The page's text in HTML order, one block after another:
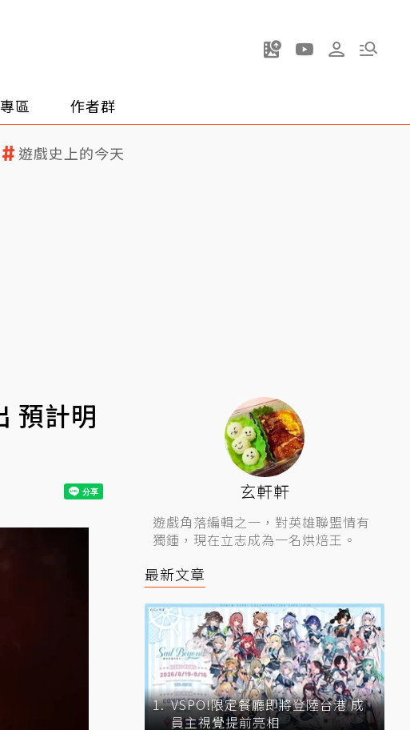
區 作者群
遊戲史上的今天
預計明
玄軒軒
遊戲角落編輯之一，對英雄聯盟情有
獨鍾，現在立志成為一名烘焙王。
最新文章
VSPO!限定餐廳即將登陸台港 成
員主視覺提前亮相